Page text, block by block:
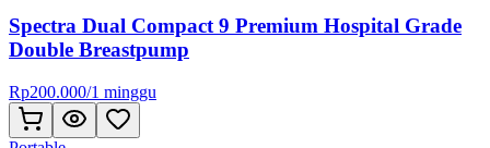
Spectra Dual Compact 9 Premium Hospital Grade
Double Breastpump
Rp200.000/1 minggu